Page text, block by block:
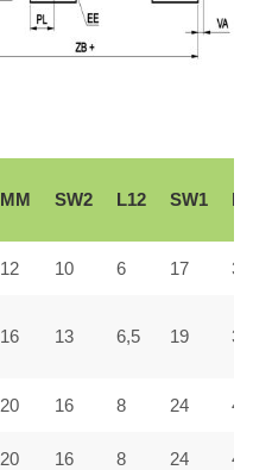
ММ SW2 L12 SW1
12 10 6 17 30
16 13 6,5 19 35
20 16 8 24 40
20 16 8 24 45